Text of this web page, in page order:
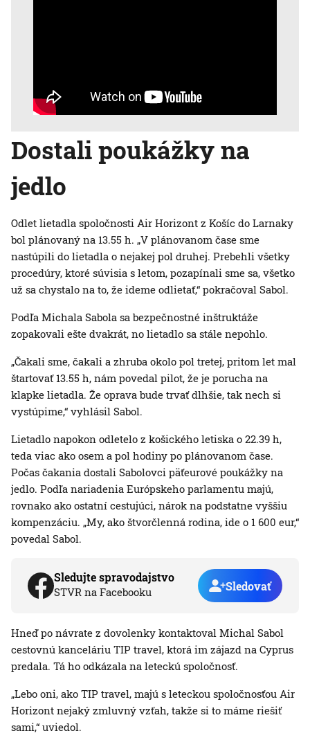
Dostali poukážky na
jedlo
Odlet lietadla spoločnosti Air Horizont z Košíc do Larnaky
bol plánovaný na 13.55 h. „V plánovanom čase sme
nastúpili do lietadla o nejakej pol druhej. Prebehli všetky
procedúry, ktoré súvisia s letom, pozapínali sme sa, všetko
už sa chystalo na to, že ideme odlietať,“ pokračoval Sabol.
Podľa Michala Sabola sa bezpečnostné inštruktáže
zopakovali ešte dvakrát, no lietadlo sa stále nepohlo.
„Čakali sme, čakali a zhruba okolo pol tretej, pritom let mal
štartovať 13.55 h, nám povedal pilot, že je porucha na
klapke lietadla. Že oprava bude trvať dlhšie, tak nech si
vystúpime,“ vyhlásil Sabol.
Lietadlo napokon odletelo z košického letiska o 22.39 h,
teda viac ako osem a pol hodiny po plánovanom čase.
Počas čakania dostali Sabolovci päťeurové poukážky na
jedlo. Podľa nariadenia Európskeho parlamentu majú,
rovnako ako ostatní cestujúci, nárok na podstatne vyššiu
kompenzáciu. „My, ako štvorčlenná rodina, ide o 1 600 eur,“
povedal Sabol.
Sledujte spravodajstvo
STVR na Facebooku Sledovať
Hneď po návrate z dovolenky kontaktoval Michal Sabol
cestovnú kanceláriu TIP travel, ktorá im zájazd na Cyprus
predala. Tá ho odkázala na leteckú spoločnosť.
„Lebo oni, ako TIP travel, majú s leteckou spoločnosťou Air
Horizont nejaký zmluvný vzťah, takže si to máme riešiť
sami,“ uviedol.